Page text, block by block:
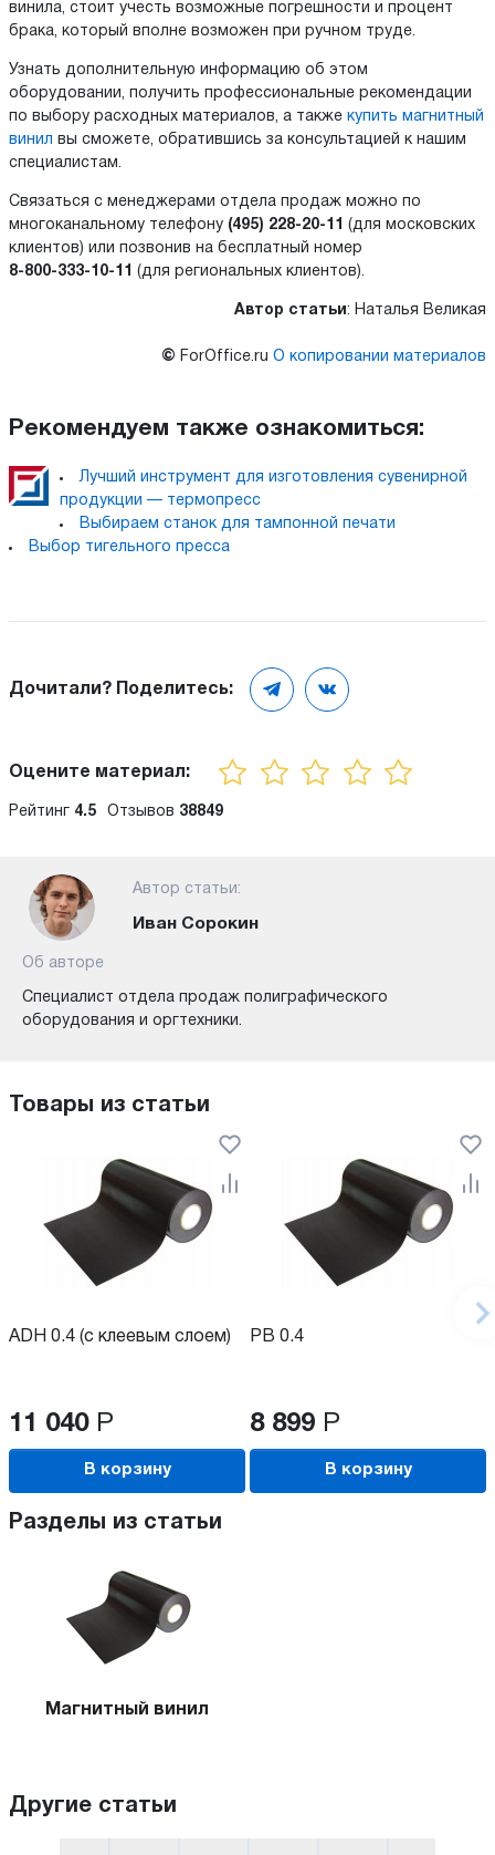
винила, стоит учесть возможные погрешности и процент
брака, который вполне возможен при ручном труде.
Узнать дополнительную информацию об этом
оборудовании, получить профессиональные рекомендации
по выбору расходных материалов, а также купить магнитный
винил вы сможете, обратившись за консультацией к нашим
специалистам.
Связаться с менеджерами отдела продаж можно по
многоканальному телефону (495) 228-20-11
(для московских
клиентов) или позвонив на бесплатный номер
8-800-333-10-11
(для региональных клиентов).
Автор статьи: Наталья Великая
© ForOffice.ru О копировании материалов
Рекомендуем также ознакомиться:
Лучший инструмент для изготовления сувенирной
продукции — термопресс
Выбираем станок для тампонной печати
Выбор тигельного пресса
Дочитали? Поделитесь:
Оцените материал:
Рейтинг 4.5 Отзывов 38849
Автор статьи:
Иван Сорокин
Об авторе
Специалист отдела продаж полиграфического
оборудования и оргтехники.
Товары из статьи
ADH 0.4 (с клеевым слоем)
11 040 Р
В корзину
PB 0.4
8 899 Р
В корзину
Разделы из статьи
Магнитный винил
Другие статьи